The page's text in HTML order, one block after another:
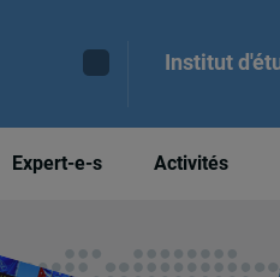
Institut
Expert-e-s Activités